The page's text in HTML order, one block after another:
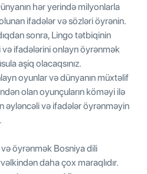
hər yerində milyonlarla
ifadələr və sözləri öyrənin.
sonra, Lingo tətbiqinin
ifadələrini onlayn öyrənmək
aşiq olacaqsınız.
oyunlar və dünyanın müxtəlif
olan oyunçuların köməyi ilə
əyləncəli və ifadələr öyrənməyin
öyrənmək Bosniya dili
daha çox maraqlıdır.